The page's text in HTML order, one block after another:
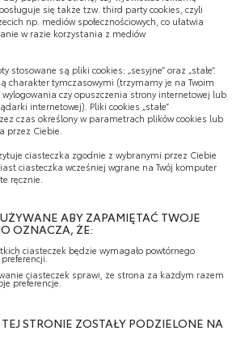
się także tzw. third party cookies, czyli
np. mediów społecznościowych, co ułatwia
w razie korzystania z mediów
stosowane są pliki cookies: „sesyjne” oraz „stałe”.
charakter tymczasowymi (trzymamy je na Twoim
czy opuszczenia strony internetowej lub
internetowej). Pliki cookies „stałe”
czas określony w parametrach plików cookies lub
przez Ciebie.
ciasteczka zgodnie z wybranymi przez Ciebie
ciasteczka wcześniej wgrane na Twój komputer
ręcznie.
ABY ZAPAMIĘTAĆ TWOJE
OZNACZA, ŻE:
ciasteczek będzie wymagało powtórnego
ciasteczek sprawi, że strona za każdym razem
preferencje.
STRONIE ZOSTAŁY PODZIELONE NA